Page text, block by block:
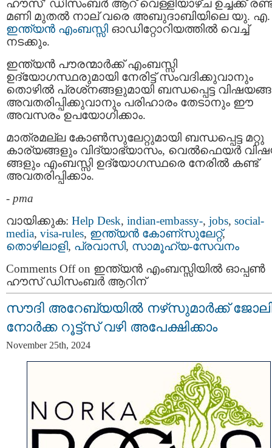
ഹൗസ്’ ഡിസംബര്‍ ആറ് വെള്ളിയാഴ്ച ഉച്ചക്ക്
മണി മുതൽ നാല് വരെ അബുദാബിയിലെ യു. എ.
ഇന്ത്യൻ എംബസ്സി ഓഡിറ്റോറിയത്തിൽ വെച്ച്
നടക്കും.
ഇന്ത്യന്‍ പൗരന്മാര്‍ക്ക് എംബസ്സി
ഉദ്യോഗസ്ഥരുമായി നേരിട്ട് സംവദിക്കുവാനും
തൊഴില്‍ പ്രശ്‌നങ്ങളുമായി ബന്ധപ്പെട്ട
അവതരിപ്പിക്കുവാനും പരിഹാരം തേടാനും ഈ
അവസരം ഉപയോഗിക്കാം.
മാത്രമല്ല കോണ്‍സുലേറ്റുമായി ബന്ധപ്പെട്ട മറ്റു
കാര്യങ്ങളും വിദ്യാഭ്യാസം, വെല്‍ഫെയര്‍
ങ്ങളും എംബസ്സി ഉദ്യോഗസ്ഥരെ നേരില്‍ കണ്ട്
അവതരിപ്പിക്കാം.
- pma
വായിക്കുക: Help Desk, indian-embassy-, jobs, social-
media, visa-rules, ഇന്ത്യന്‍ കോണ്സുലേറ്റ്,
തൊഴിലാളി, പ്രവാസി, സാമൂഹ്യ-സേവനം
Comments Offon ഇന്ത്യന്‍ എംബസ്സിയിൽ ഓപ്പൺ
ഹൗസ് ഡിസംബര്‍ ആറിന്
സൗദി അറേബ്യയിൽ നഴ്‌സുമാർക്ക്
നോർക്ക റൂട്ട്‌സ് വഴി അപേക്ഷിക്കാം
November 25th, 2024